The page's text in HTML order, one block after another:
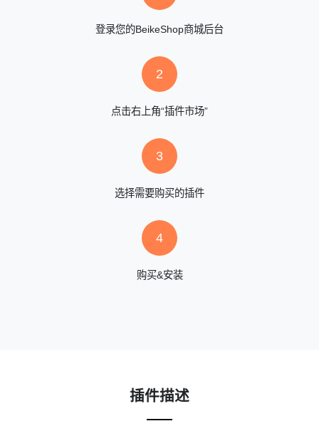
登录您的BeikeShop商城后台
2
点击右上角“插件市场”
3
选择需要购买的插件
4
购买&安装
插件描述